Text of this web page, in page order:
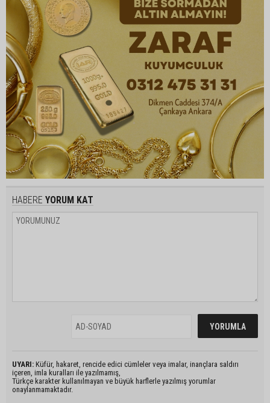
HABERE YORUM KAT
UYARI: Küfür, hakaret, rencide edici cümleler veya imalar, inançlara saldırı
içeren, imla kuralları ile yazılmamış,
Türkçe karakter kullanılmayan ve büyük harflerle yazılmış yorumlar
onaylanmamaktadır.